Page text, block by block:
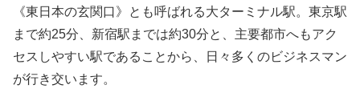
《東日本の玄関口》とも呼ばれる大ターミナル駅。東京駅
まで約25分、新宿駅までは約30分と、主要都市へもアク
セスしやすい駅であることから、日々多くのビジネスマン
が行き交います。